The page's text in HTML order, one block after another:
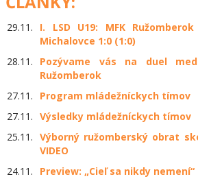
29.11.
I. LSD U19: MFK
Michalovce 1:0 (1:0)
28.11.
Pozývame vás na duel
Ružomberok
27.11.
Program mládežníckych tímov
27.11. Výsledky mládežníckych tímov
25.11. Výborný ružomberský obrat
VIDEO
24.11.
Preview: „Cieľ sa nikdy nemení“